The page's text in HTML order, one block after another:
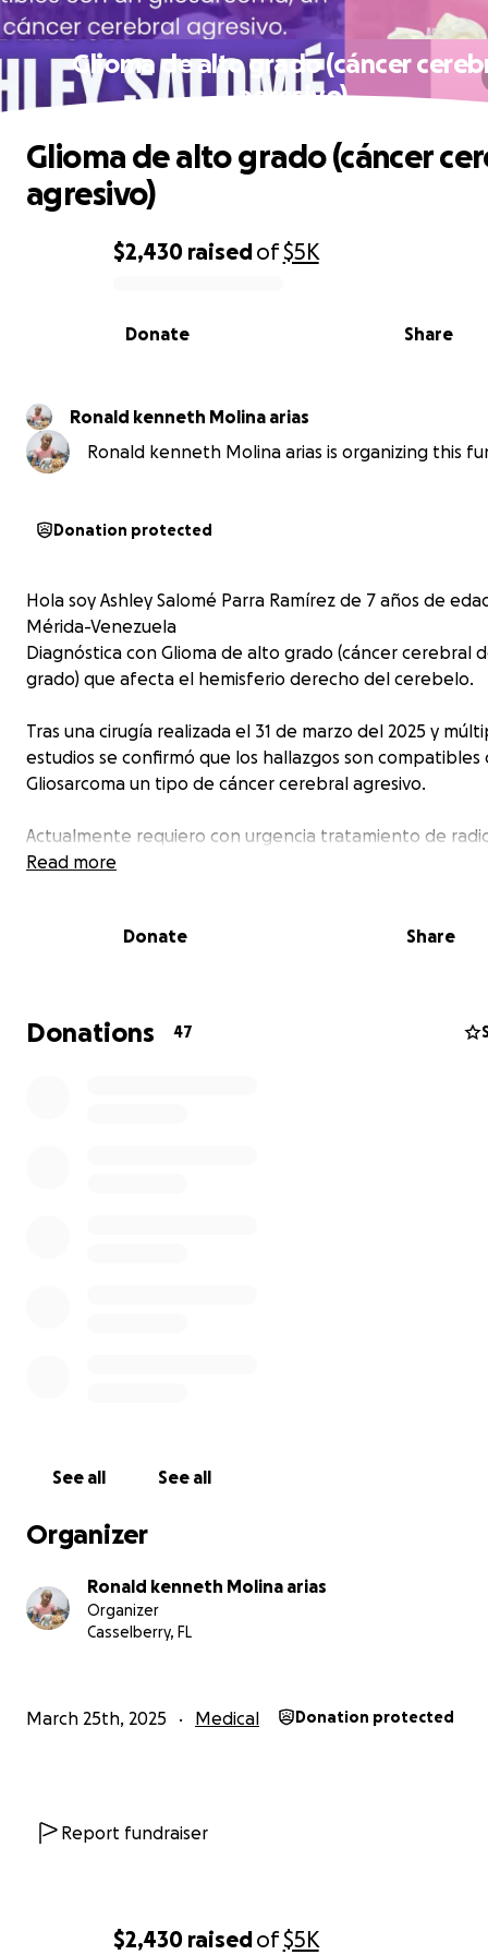
$2,430 raisedof$5K
Glioma de alto grado (cáncer
agresivo)
0% complete
$2,430 raisedof$5K
Share
Donate
Glioma de alto grado (cáncer
agresivo)
Ronald kenneth Molina arias
Ronald kenneth Molina arias is organizing this
Donation protected
Hola soy Ashley Salomé Parra Ramírez de 7 años de
Mérida-Venezuela
Diagnóstica con Glioma de alto grado (cáncer cerebral
grado) que afecta el hemisferio derecho del cerebelo.
Tras una cirugía realizada el 31 de marzo del 2025 y
estudios se confirmó que los hallazgos son compatibles
Gliosarcoma un tipo de cáncer cerebral agresivo.
Actualmente requiero con urgencia tratamiento de
externa 3D/IMRT que incluye 30 sesiones con una dosis
Adicional debo realizar exámenes de rutina durante el
Debido a la situación económica de mi país mis padres
la necesidad de recurrir a ustedes para contar con
Read more
Donate Share
Donations 47
See all See all
Organizer
Ronald kenneth Molina arias
Organizer
Casselberry, FL
March 25th, 2025 Medical Donation protected
Report fundraiser